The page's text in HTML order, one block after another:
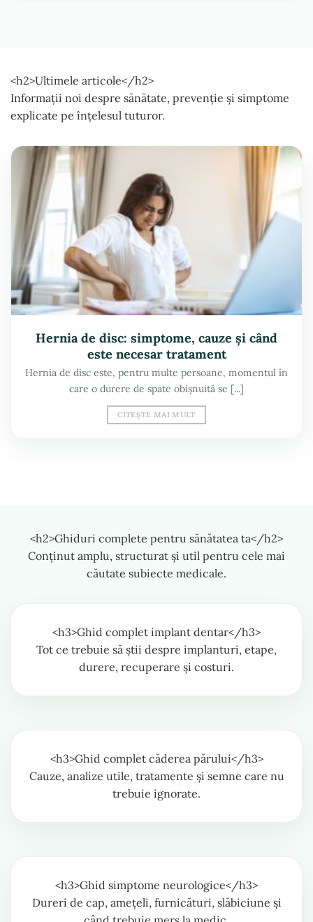
<h2>Ultimele articole</h2>
Informații noi despre sănătate, prevenție și simptome
explicate pe înțelesul tuturor.
Hernia de disc: simptome, cauze și când
este necesar tratament
Hernia de disc este, pentru multe persoane, momentul în
care o durere de spate obișnuită se [...]
CITEȘTE MAI MULT
<h2>Ghiduri complete pentru sănătatea ta</h2>
Conținut amplu, structurat și util pentru cele mai
căutate subiecte medicale.
<h3>Ghid complet implant dentar</h3>
Tot ce trebuie să știi despre implanturi, etape,
durere, recuperare și costuri.
<h3>Ghid complet căderea părului</h3>
Cauze, analize utile, tratamente și semne care nu
trebuie ignorate.
<h3>Ghid simptome neurologice</h3>
Dureri de cap, amețeli, furnicături, slăbiciune și